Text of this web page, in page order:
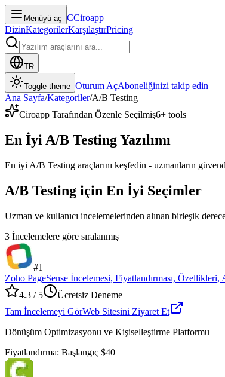
Menüyü aç CCiroapp
DizinKategorilerKarşılaştırPricing
TR
Toggle theme Oturum AçAboneliğinizi takip edin
Ana Sayfa/Kategoriler/A/B Testing
Ciroapp Tarafından Özenle Seçilmiş6+ tools
En İyi A/B Testing Yazılımı
En iyi A/B Testing araçlarını keşfedin - uzmanların
A/B Testing için En İyi Seçimler
Uzman ve kullanıcı incelemelerinden alınan birleşik
3 İncelemelere göre sıralanmış
#1
Zoho PageSense İncelemesi, Fiyatlandırması, Özellikleri,
4.3 / 5
Ücretsiz Deneme
Tam İncelemeyi GörWeb Sitesini Ziyaret Et
Dönüşüm Optimizasyonu ve Kişiselleştirme Platformu
Fiyatlandırma: Başlangıç $40